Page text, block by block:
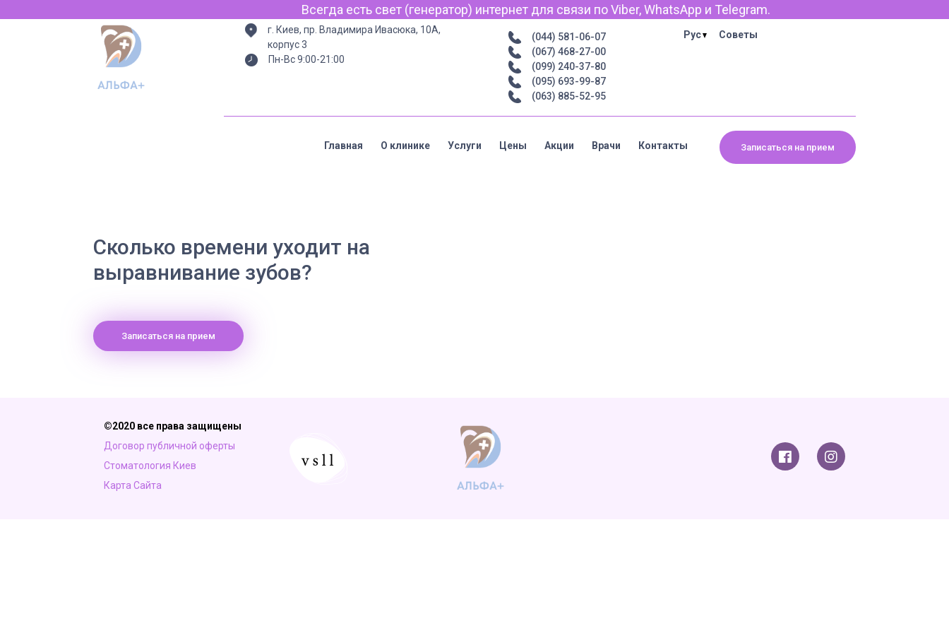
Всегда есть свет (генератор) интернет для связи по Viber, WhatsApp и Telegram.
г. Киев, пр. Владимира Ивасюка, 10А,
корпус 3
Пн-Вс 9:00-21:00
(044) 581-06-07
(067) 468-27-00
(099) 240-37-80
(095) 693-99-87
(063) 885-52-95
Рус Советы
Главная О клинике Услуги Цены Акции Врачи Контакты Записаться на прием
Сколько времени уходит на
выравнивание зубов?
Записаться на прием
©2020 все права защищены
Договор публичной оферты
Стоматология Киев
Карта Сайта